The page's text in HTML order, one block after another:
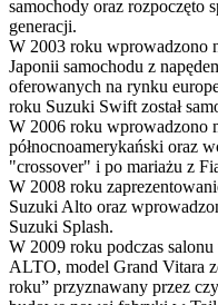
samochody oraz rozpoczęto
generacji.
W 2003 roku wprowadzono
Japonii samochodu z
oferowanych na rynku
roku Suzuki Swift został
W 2006 roku wprowadzono
północnoamerykański oraz
"crossover" i po mariażu z
W 2008 roku
Suzuki Alto oraz
Suzuki Splash.
W 2009 roku podczas
ALTO, model Grand Vitara
roku” przyznawany przez